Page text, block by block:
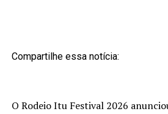
Compartilhe essa notícia:
O Rodeio Itu Festival 2026